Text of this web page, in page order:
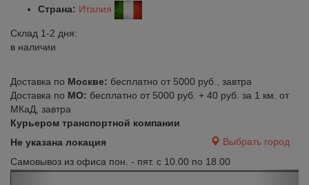
Страна: Италия
Склад 1-2 дня:
в наличии
Доставка по Москве: бесплатно от 5000 руб., завтра
Доставка по МО: бесплатно от 5000 руб. + 40 руб. за 1 км. от
МКаД, завтра
Курьером транспортной компании
Не указана локация
Выбрать город
Самовывоз из офиса пон. - пят. с 10.00 по 18.00